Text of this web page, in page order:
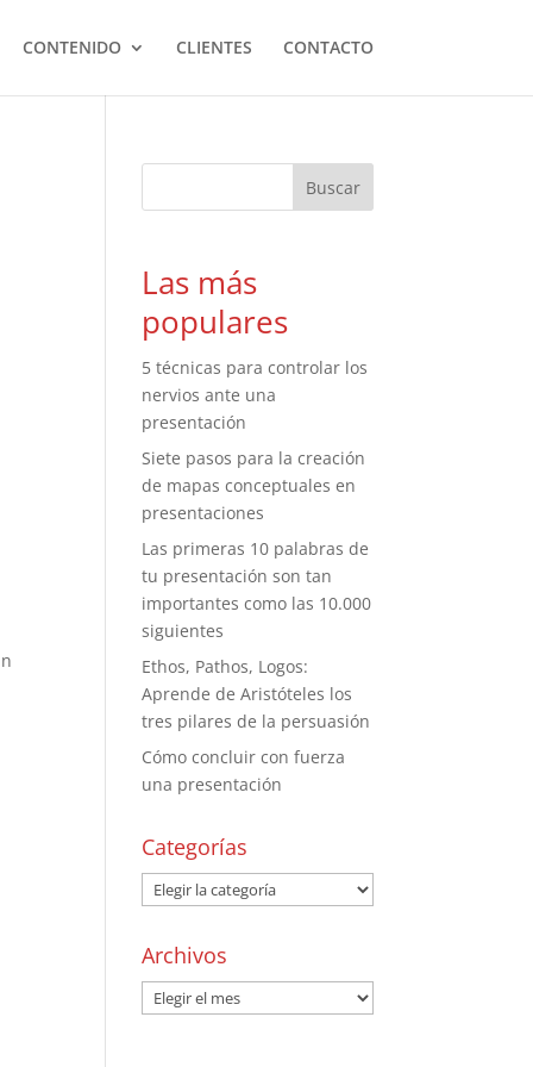
CONTENIDO CLIENTES CONTACTO
Las más
populares
5 técnicas para controlar los
nervios ante una
presentación
Siete pasos para la creación
de mapas conceptuales en
presentaciones
Las primeras 10 palabras de
tu presentación son tan
importantes como las 10.000
siguientes
Ethos, Pathos, Logos:
Aprende de Aristóteles los
tres pilares de la persuasión
Cómo concluir con fuerza
una presentación
Categorías
Archivos